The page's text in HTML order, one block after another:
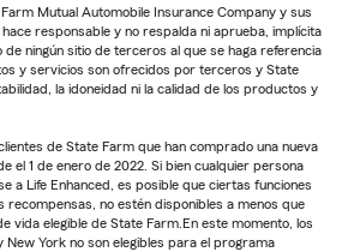
Mutual Automobile Insurance Company y sus
responsable y no respalda ni aprueba, implícita
de ningún sitio de terceros al que se haga referencia
y servicios son ofrecidos por terceros y State
la idoneidad ni la calidad de los productos y
de State Farm que han comprado una nueva
el 1 de enero de 2022. Si bien cualquier persona
a Life Enhanced, es posible que ciertas funciones
recompensas, no estén disponibles a menos que
vida elegible de State Farm.En este momento, los
New York no son elegibles para el programa